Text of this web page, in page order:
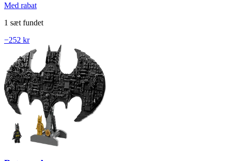
Med rabat
1 sæt fundet
−252 kr